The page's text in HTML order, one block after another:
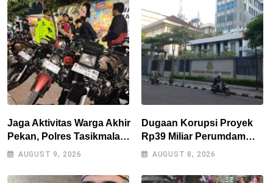
Jaga Aktivitas Warga Akhir
Pekan, Polres Tasikmalaya
Gencarkan Patroli Blue
AUGUST 9, 2026
Dugaan Korupsi Proyek
Rp39 Miliar Perumdam
Tirta Darma Ayu Disorot,
Jabar Supervisi
AUGUST 8, 2026